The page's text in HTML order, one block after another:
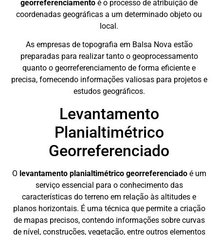
georreferenciamento é o processo de atribuição de
coordenadas geográficas a um determinado objeto ou
local.
As empresas de topografia em Balsa Nova estão
preparadas para realizar tanto o geoprocessamento
quanto o georreferenciamento de forma eficiente e
precisa, fornecendo informações valiosas para projetos e
estudos geográficos.
Levantamento
Planialtimétrico
Georreferenciado
O levantamento planialtimétrico georreferenciadoé um
serviço essencial para o conhecimento das
características do terreno em relação às altitudes e
planos horizontais. É uma técnica que permite a criação
de mapas precisos, contendo informações sobre curvas
de nível, construções, vegetação, entre outros elementos